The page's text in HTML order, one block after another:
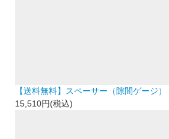
【送料無料】スペーサー（隙間ゲージ）
15,510円(税込)